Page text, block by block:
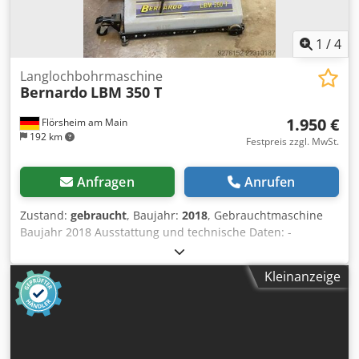
1 /4
Flörsheim am Main
192 km
Langlochbohrmaschine
Bernardo LBM 350 T
1.950 €
Festpreis zzgl. MwSt.
Anfragen Anrufen
Zustand: gebraucht, Baujahr: 2018, Gebrauchtmaschine
Baujahr 2018 Ausstattung und technische Daten: -
Zustellung der Bohrtiefe erfolgt über wartungsfreie
Linearführung - Effizientes und wirtschaftliches Arbeiten
durch das Schnellhubsystem, mühevolles Kurbeln entfällt
- Leichtgängige und stufenlos verfahrbares Bohraggregat -
Höhenverstellung mit Feineinstellung und
Kleinanzeige